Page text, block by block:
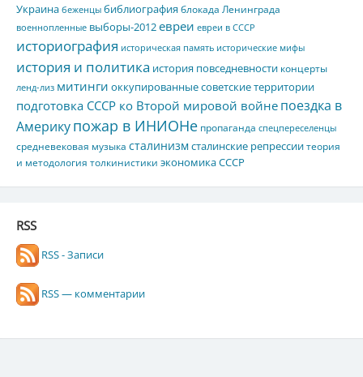
Украина беженцы библиография блокада Ленинграда
военнопленные выборы-2012евреи евреи в СССР
историография историческая память исторические мифы
история и политика история повседневности концерты
ленд-лиз митинги оккупированные советские территории
подготовка СССР ко Второй мировой войнепоездка в
Америкупожар в ИНИОНе пропаганда спецпереселенцы
средневековая музыка сталинизмсталинские репрессиитеория
и методология толкинистики экономика СССР
RSS
RSS - Записи
RSS — комментарии